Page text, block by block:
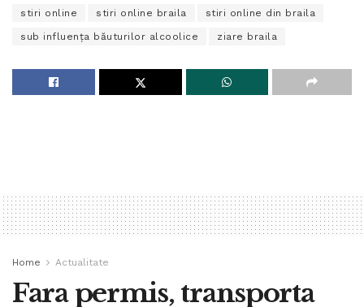
stiri online stiri online braila stiri online din braila
sub influenţa băuturilor alcoolice ziare braila
Home Actualitate
Fara permis, transporta